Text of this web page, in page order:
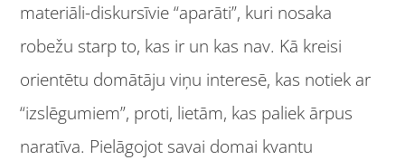
materiāli-diskursīvie “aparāti”, kuri nosaka
robežu starp to, kas ir un kas nav. Kā kreisi
orientētu domātāju viņu interesē, kas notiek ar
“izslēgumiem”, proti, lietām, kas paliek ārpus
naratīva. Pielāgojot savai domai kvantu